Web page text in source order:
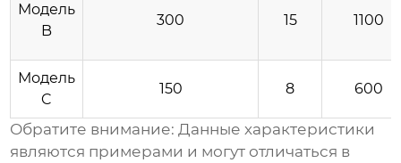
Модель
B
300 15 1100
Модель
C
150 8 600
Обратите внимание: Данные характеристики
являются примерами и могут отличаться в